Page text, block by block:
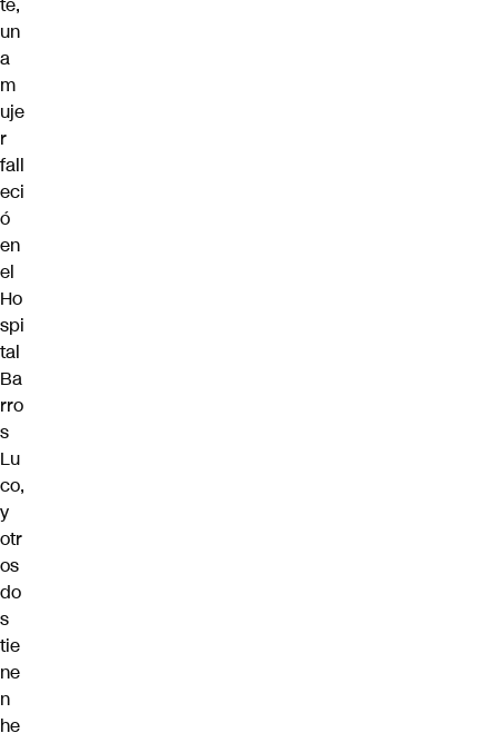
un
a
m
uje
r
fall
eci
ó
en
el
Ho
spi
tal
Ba
rro
s
Lu
co,
y
otr
os
do
s
tie
ne
n
he